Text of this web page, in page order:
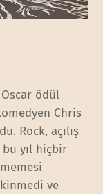
ödül
Chris
Rock, açılış
yıl hiçbir
ve